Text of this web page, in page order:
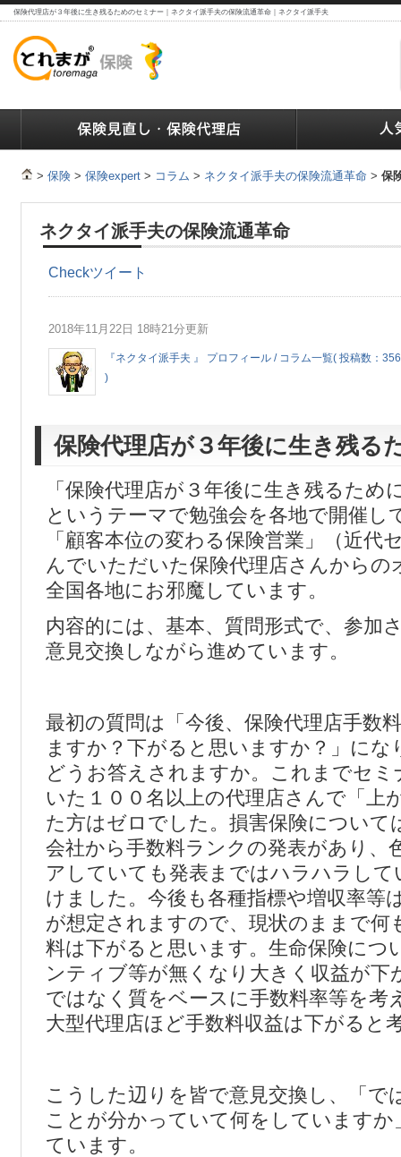
保険代理店が３年後に生き残るためのセミナー｜ネクタイ派手夫の保険流通革命｜ネクタイ派手夫
> 保険 > 保険expert > コラム > ネクタイ派手夫の保険流通革命 > 保
ネクタイ派手夫の保険流通革命
Checkツイート
2018年11月22日 18時21分更新
『ネクタイ派手夫 』 プロフィール / コラム一覧( 投稿数：356
)
保険代理店が３年後に生き残る
「保険代理店が３年後に生き残るため
というテーマで勉強会を各地で開催し
「顧客本位の変わる保険営業」（近代
んでいただいた保険代理店さんからの
全国各地にお邪魔しています。
内容的には、基本、質問形式で、参加
意見交換しながら進めています。
最初の質問は「今後、保険代理店手数
ますか？下がると思いますか？」にな
どうお答えされますか。これまでセ
いた１００名以上の代理店さんで「上
た方はゼロでした。損害保険について
会社から手数料ランクの発表があり、
アしていても発表まではハラハラし
けました。今後も各種指標や増収率等
が想定されますので、現状のままで何
料は下がると思います。生命保険につ
ンティブ等が無くなり大きく収益が下
ではなく質をベースに手数料率等を考
大型代理店ほど手数料収益は下がると
こうした辺りを皆で意見交換し、「で
ことが分かっていて何をしていますか
ています。